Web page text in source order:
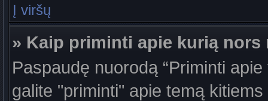
Į viršų
» Kaip priminti apie kurią nors
Paspaudę nuorodą “Priminti
galite "priminti" apie temą